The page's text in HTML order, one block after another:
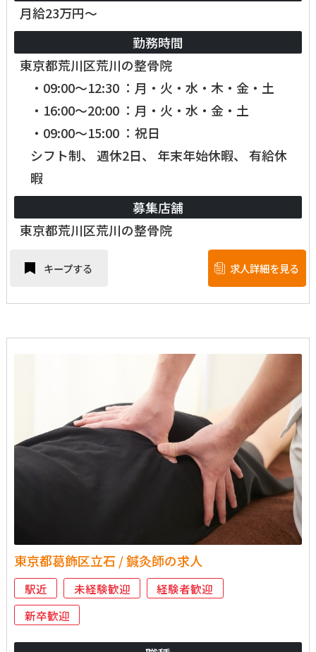
月給23万円～
勤務時間
東京都荒川区荒川の整骨院
・09:00～12:30 ：月・火・水・木・金・土
・16:00～20:00 ：月・火・水・金・土
・09:00～15:00 ：祝日
シフト制、 週休2日、 年末年始休暇、 有給休
暇
募集店舗
東京都荒川区荒川の整骨院
キープする 求人詳細を見る
東京都葛飾区立石 / 鍼灸師の求人
駅近 未経験歓迎
経験者歓迎
新卒歓迎